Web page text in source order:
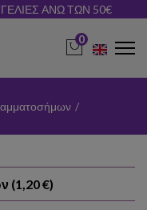
ΑΝΩ ΤΩΝ 50€
0
/
(1,20 €)